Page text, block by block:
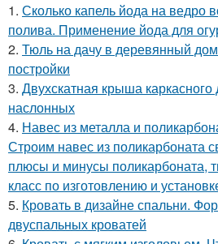
1. Сколько капель йода на ведро
полива. Применение йода для
2. Тюль на дачу в деревянный
постройки
3. Двухскатная крыша
наслонных
4. Навес из металла и
Строим навес из поликарбоната
плюсы и минусы поликарбоната,
класс по изготовлению и
5. Кровать в дизайне спальни.
двуспальных кроватей